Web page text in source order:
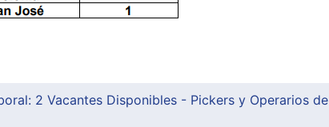
2 Vacantes Disponibles - Pickers y Operarios de